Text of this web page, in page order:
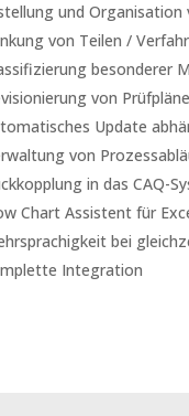
und
von Teilen /
besonderer
von
Update
von
in das CAQ-
Chart Assistent für
bei
Integration